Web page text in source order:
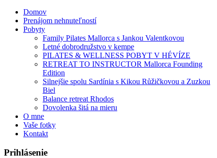
Domov
Prenájom nehnuteľností
Pobyty
Family Pilates Mallorca s Jankou Valentkovou
Letné dobrodružstvo v kempe
PILATES & WELLNESS POBYT V HÉVÍZE
RETREAT TO INSTRUCTOR Mallorca Founding
Edition
Silnejšie spolu Sardínia s Kikou Růžičkovou a Zuzkou
Biel
Balance retreat Rhodos
Dovolenka šitá na mieru
O mne
Vaše fotky
Kontakt
Prihlásenie